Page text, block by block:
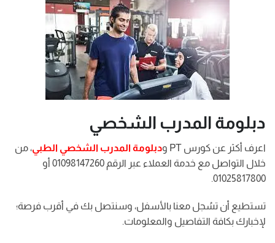
دبلومة المدرب الشخصي
اعرف أكثر عن كورس PT و دبلومة المدرب الشخصي الطبي، من
خلال التواصل مع خدمة العملاء عبر الرقم 01098147260 أو
01025817800.
تستطيع أن تسُجل معنا بالأسفل، وسنتصل بك في أقرب فرصة؛
لإخبارك بكافة التفاصيل والمعلومات.